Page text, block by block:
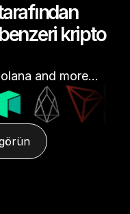
kripto
and more…